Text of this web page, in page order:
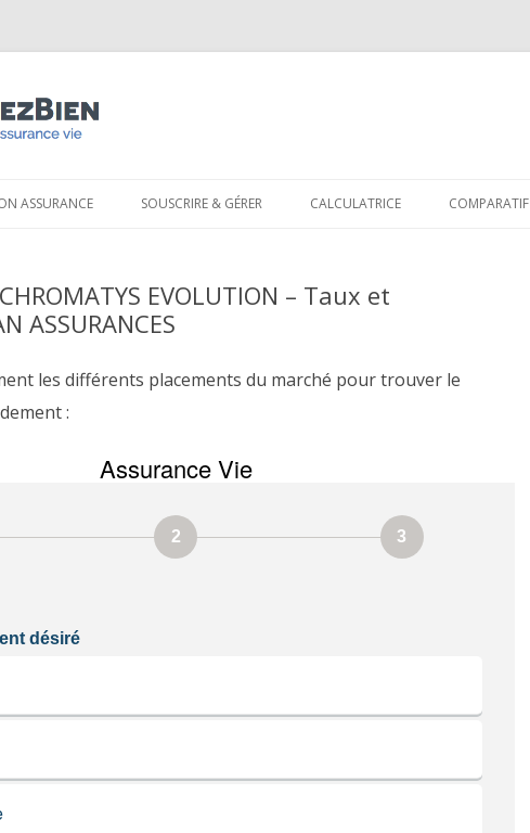
au
ASSURANCE SOUSCRIRE & GÉRER CALCULATRICE COMPARATIF
EVOLUTION – Taux et
ASSURANCES
les différents placements du marché pour trouver le
: